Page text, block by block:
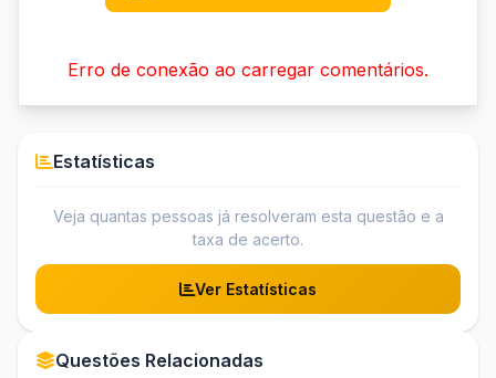
Erro de conexão ao carregar comentários.
Estatísticas
Veja quantas pessoas já resolveram esta questão e a
taxa de acerto.
Ver Estatísticas
Questões Relacionadas